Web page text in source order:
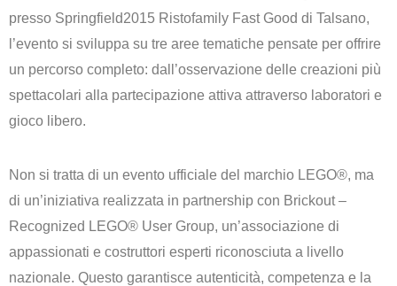
presso Springfield2015 Ristofamily Fast Good di Talsano,
l’evento si sviluppa su tre aree tematiche pensate per offrire
un percorso completo: dall’osservazione delle creazioni più
spettacolari alla partecipazione attiva attraverso laboratori e
gioco libero.
Non si tratta di un evento ufficiale del marchio LEGO®, ma
di un’iniziativa realizzata in partnership con Brickout –
Recognized LEGO® User Group, un’associazione di
appassionati e costruttori esperti riconosciuta a livello
nazionale. Questo garantisce autenticità, competenza e la